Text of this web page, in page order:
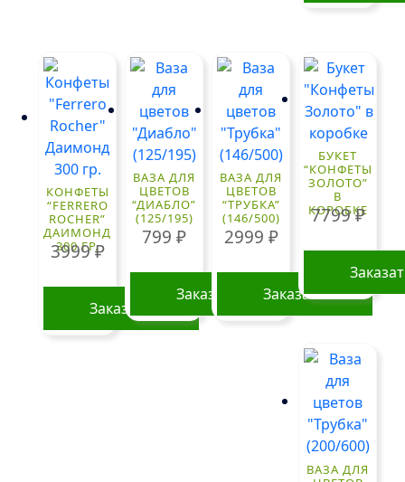
КОНФЕТЫ
“FERRERO
ROCHER”
ДАИМОНД
300 ГР.
3999₽
Заказать
ВАЗА ДЛЯ
ЦВЕТОВ
“ДИАБЛО”
(125/195)
799₽
Заказать
ВАЗА ДЛЯ
ЦВЕТОВ
“ТРУБКА”
(146/500)
2999 ₽
Заказать
БУКЕТ
“КОНФЕТЫ
ЗОЛОТО”
В
КОРОБКЕ
7799₽
ВАЗА ДЛЯ